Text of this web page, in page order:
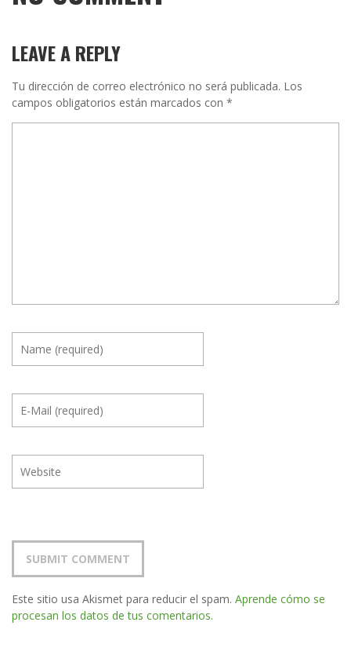
LEAVE A REPLY
Tu dirección de correo electrónico no será publicada. Los
campos obligatorios están marcados con *
Este sitio usa Akismet para reducir el spam. Aprende cómo se
procesan los datos de tus comentarios.